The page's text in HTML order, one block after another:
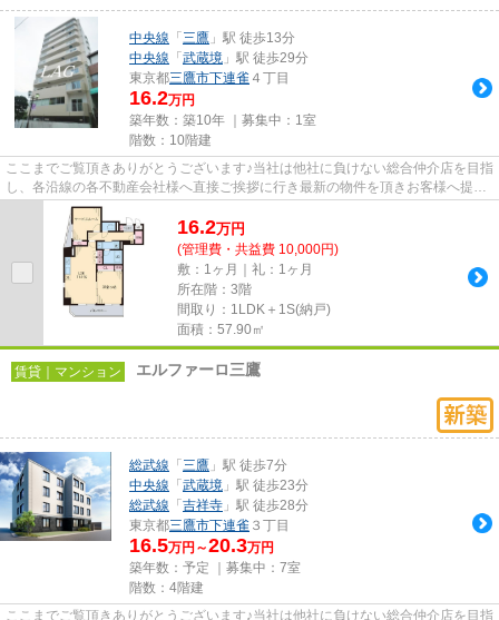
中央線 「 三鷹 」駅 徒歩13分
中央線 「 武蔵境 」駅 徒歩29分
東京都三鷹市下連雀 ４丁目
16.2万円
築年数：築10年 ｜募集中： 1室
階数：10階建
ここまでご覧頂きありがとうございます♪当社は他社に負けない総合仲介店を目指
し、各沿線の各不動産会社様へ直接ご挨拶に行き最新の物件を頂きお客様へ提供
しております！最新の情報は...
16.2万円
(管理費・共益費 10,000円)
敷：1ヶ月｜礼：1ヶ月
所在階：3階
間取り：1LDK＋1S(納戸)
面積：57.90㎡
賃貸｜マンション エルファーロ三鷹
総武線 「 三鷹 」駅 徒歩7分
中央線 「 武蔵境 」駅 徒歩23分
総武線 「 吉祥寺 」駅 徒歩28分
東京都三鷹市下連雀 ３丁目
16.5万円～20.3万円
築年数：予定 ｜募集中： 7室
階数：4階建
ここまでご覧頂きありがとうございます♪当社は他社に負けない総合仲介店を目指